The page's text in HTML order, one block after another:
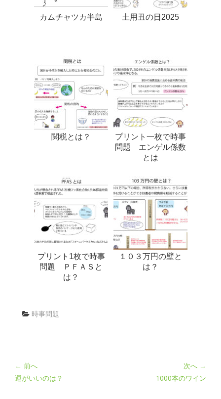
カムチャツカ半島 土用丑の日2025
関税とは？
プリント一枚で時事
問題 エンゲル係数
とは
プリント1枚で時事
問題 ＰＦＡＳと
は？
１０３万円の壁と
は？
時事問題
← 前へ
運がいいのは？
次へ →
1000本のワイン